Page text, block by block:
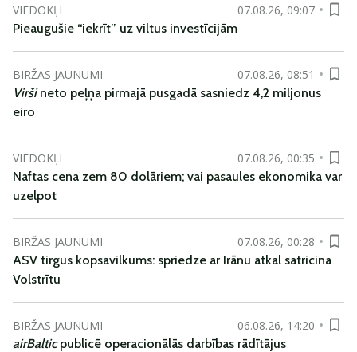
VIEDOKĻI
07.08.26, 09:07
Pieaugušie “iekrīt” uz viltus investīcijām
BIRŽAS JAUNUMI
07.08.26, 08:51
Viršineto peļņa pirmajā pusgadā sasniedz 4,2 miljonus
eiro
VIEDOKĻI
07.08.26, 00:35
Naftas cena zem 80 dolāriem; vai pasaules ekonomika var
uzelpot
BIRŽAS JAUNUMI
07.08.26, 00:28
ASV tirgus kopsavilkums: spriedze ar Irānu atkal satricina
Volstrītu
BIRŽAS JAUNUMI
06.08.26, 14:20
airBalticpublicē operacionālās darbības rādītājus